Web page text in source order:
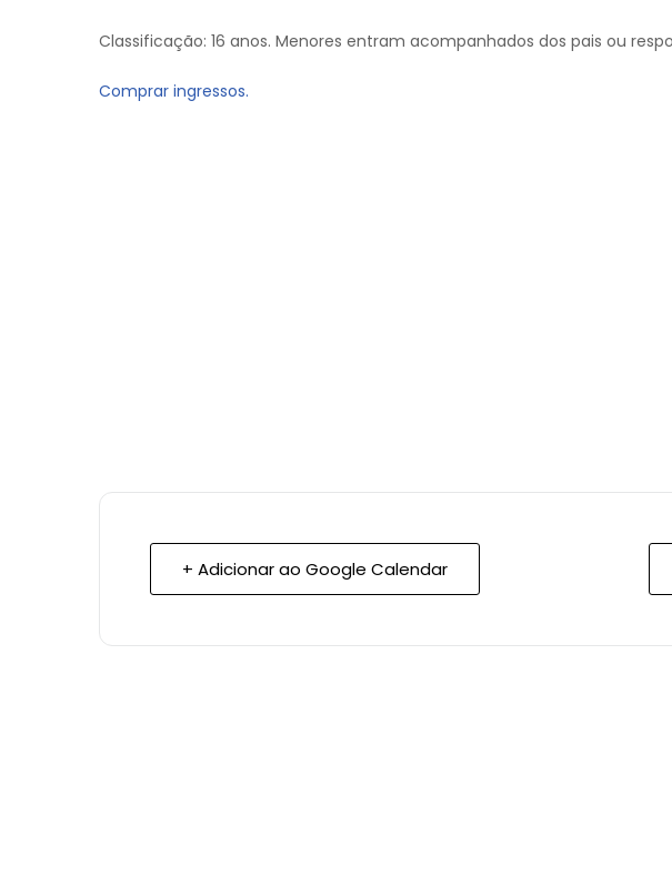
Classificação: 16 anos. Menores entram acompanhados dos pais ou
Comprar ingressos.
+ Adicionar ao Google Calendar